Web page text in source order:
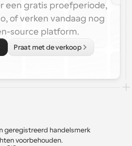
een gratis proefperiode,
of verken vandaag nog
source platform.
Praat met de verkoop
geregistreerd handelsmerk
voorbehouden.